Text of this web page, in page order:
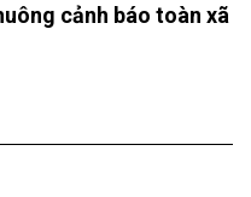
cảnh báo toàn xã